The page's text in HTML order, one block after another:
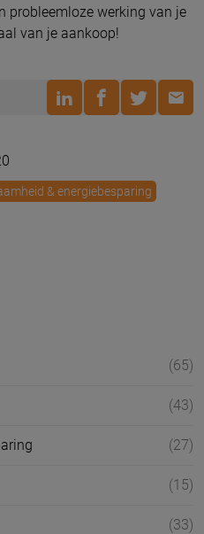
probleemloze werking van je
van je aankoop!
& energiebesparing
(65)
(43)
(27)
(15)
(33)